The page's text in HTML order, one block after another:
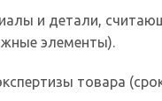
и детали,
элементы).
товара